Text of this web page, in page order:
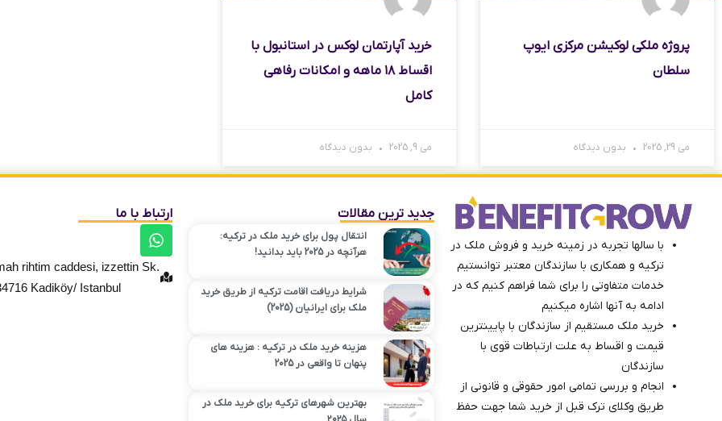
پروژه ملکی لوکیشن مرکزی ایوپ
سلطان
می 29, 2025 بدون دیدگاه
خرید آپارتمان لوکس در استانبول با
اقساط ۱۸ ماهه و امکانات رفاهی
کامل
می 9, 2025 بدون دیدگاه
با سالها تجربه در زمینه خرید و فروش ملک در
ترکیه و همکاری با سازندگان معتبر توانستیم
خدمات متفاوتی را برای شما فراهم کنیم که در
ادامه به آنها اشاره میکنیم
خرید ملک مستقیم از سازندگان با پایینترین
قیمت و اقساط به علت ارتباطات قوی با
سازندگان
انجام و بررسی تمامی امور حقوقی و قانونی از
طریق وکلای ترک ‌قبل از خرید شما جهت حفظ
جدید ترین مقالات
انتقال پول برای خرید ملک در ترکیه:
هرآنچه در 2025 باید بدانید!
شرایط دریافت اقامت ترکیه از طریق خرید
ملک برای ایرانیان (2025)
هزینه‌ خرید ملک در ترکیه : هزینه های
پنهان تا واقعی در 2025
بهترین شهرهای ترکیه برای خرید ملک در
ارتباط با ما
rihtim caddesi, izzettin Sk.
Kadiköy/ Istanbul